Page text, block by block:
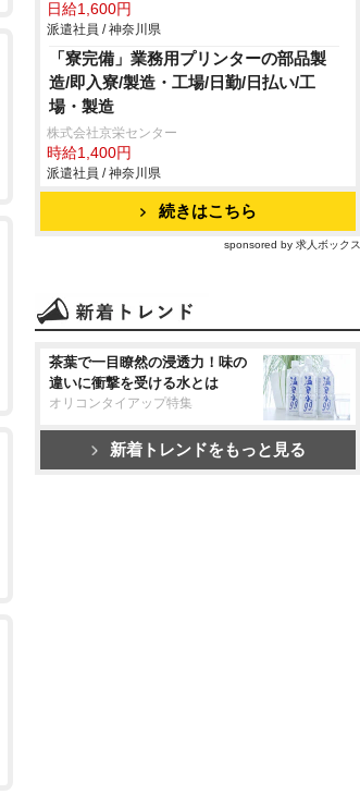
日給1,600円
派遣社員 / 神奈川県
「寮完備」業務用プリンターの部品製
造/即入寮/製造・工場/日勤/日払い/工
場・製造
株式会社京栄センター
時給1,400円
派遣社員 / 神奈川県
続きはこちら
sponsored by 求人ボックス
茶葉で一目瞭然の浸透力！味の
違いに衝撃を受ける水とは
オリコンタイアップ特集
新着トレンドをもっと見る